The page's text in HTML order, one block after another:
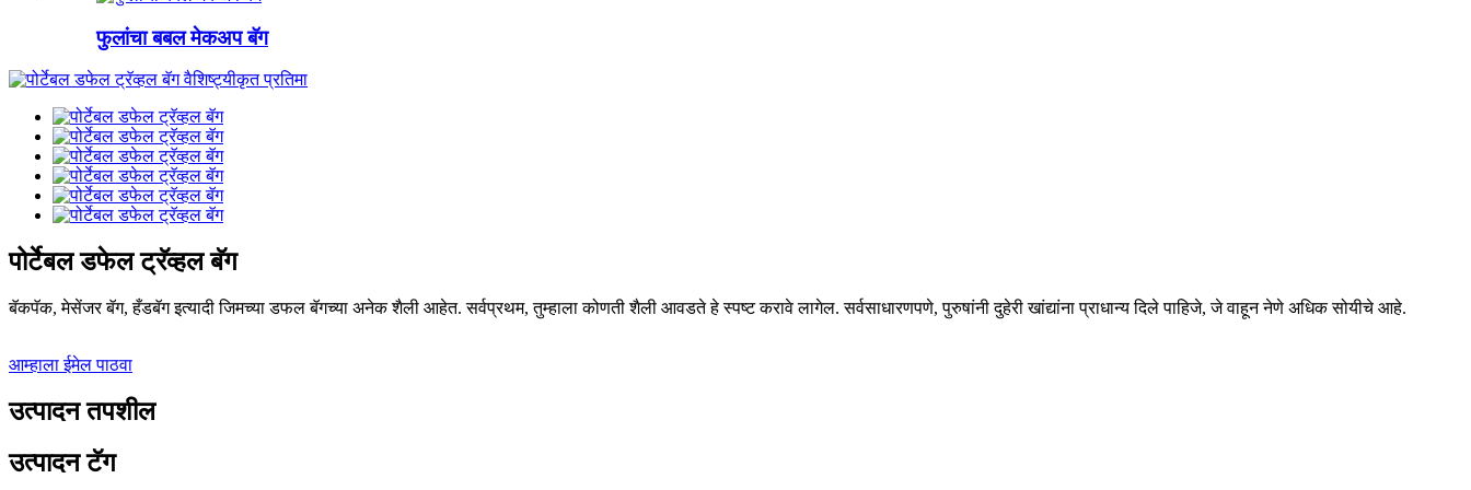
फुलांचा बबल मेकअप बॅग
पोर्टेबल डफेल ट्रॅव्हल बॅग
बॅकपॅक, मेसेंजर बॅग, हँडबॅग इत्यादी जिमच्या डफल बॅगच्या अनेक शैली आहेत. सर्वप्रथम, तुम्हाला कोणती शैली आवडते हे स्पष्ट करावे लागेल. सर्वसाधारणपणे, पुरुषांनी दुहेरी खांद्यांना प्राधान्य दिले पाहिजे, जे वाहून नेणे अधिक सोयीचे आहे.
आम्हाला ईमेल पाठवा
उत्पादन तपशील
उत्पादन टॅग